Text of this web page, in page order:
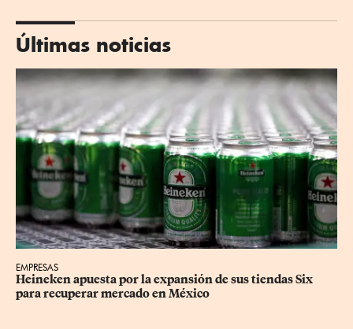
Últimas noticias
EMPRESAS
Heineken apuesta por la expansión de sus tiendas Six
para recuperar mercado en México